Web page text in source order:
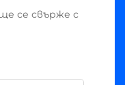
се свърже с